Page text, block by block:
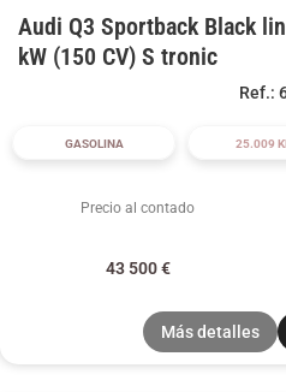
Audi Q3 Sportback Black
kW (150 CV) S tronic
Ref.:
GASOLINA 25.009
Precio al contado
43 500€
Más detalles